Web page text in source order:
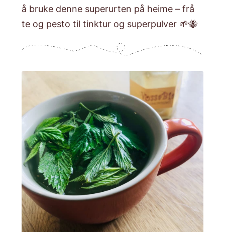
å bruke denne superurten på heime – frå
te og pesto til tinktur og superpulver 🌱🐝